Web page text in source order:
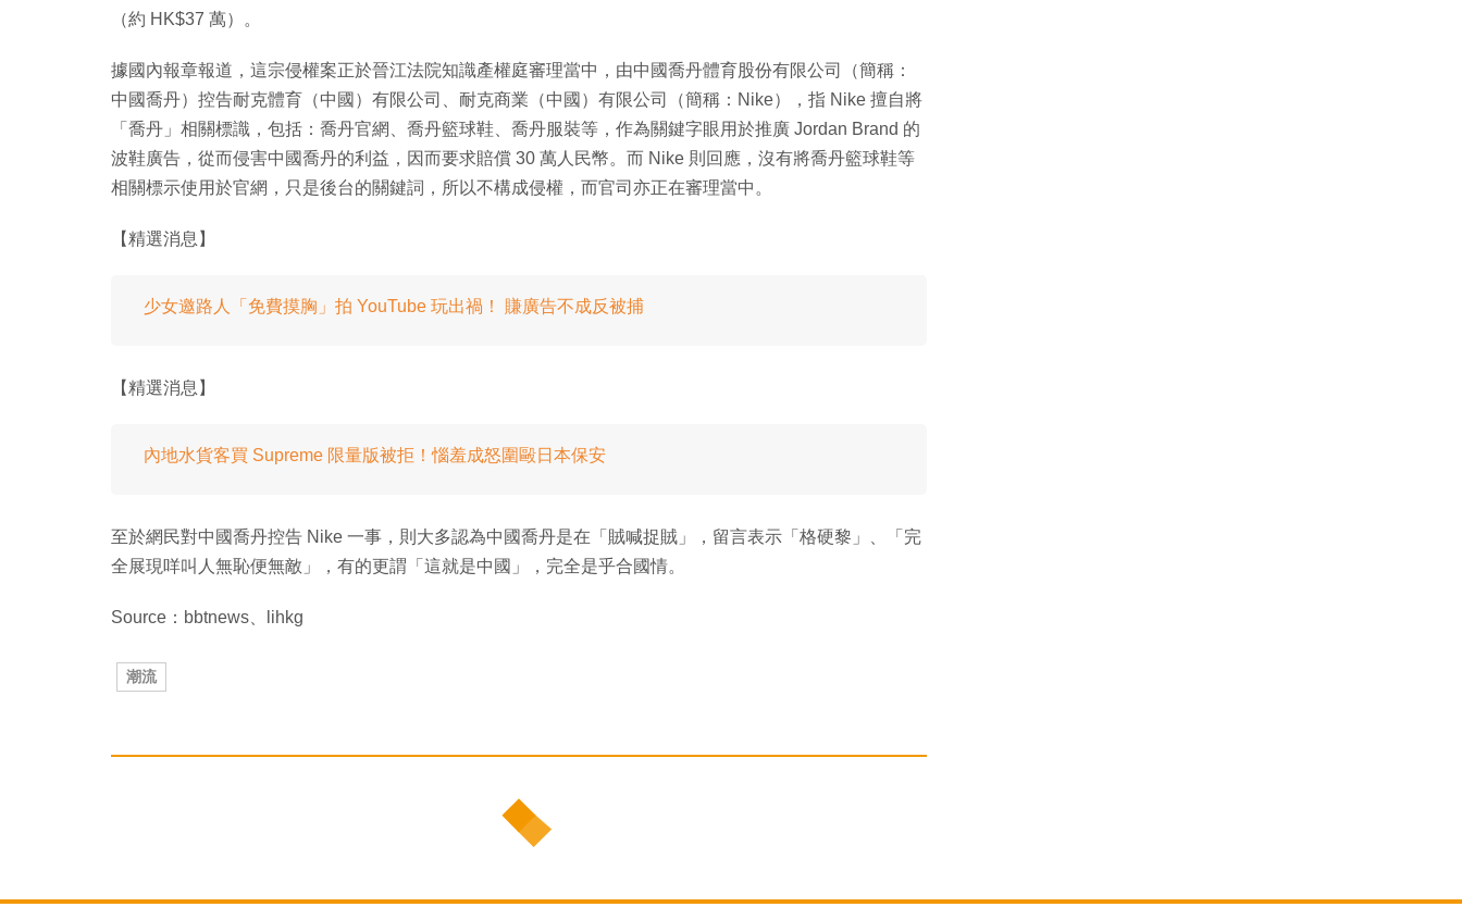
（約 HK$37 萬）。
據國內報章報道，這宗侵權案正於晉江法院知識產權庭審理當中，由中國喬丹體育股份有限公司（簡稱：
中國喬丹）控告耐克體育（中國）有限公司、耐克商業（中國）有限公司（簡稱：Nike），指 Nike 擅自將
「喬丹」相關標識，包括：喬丹官網、喬丹籃球鞋、喬丹服裝等，作為關鍵字眼用於推廣 Jordan Brand 的
波鞋廣告，從而侵害中國喬丹的利益，因而要求賠償 30 萬人民幣。而 Nike 則回應，沒有將喬丹籃球鞋等
相關標示使用於官網，只是後台的關鍵詞，所以不構成侵權，而官司亦正在審理當中。
【精選消息】
少女邀路人「免費摸胸」拍 YouTube 玩出禍！ 賺廣告不成反被捕
【精選消息】
內地水貨客買 Supreme 限量版被拒！惱羞成怒圍毆日本保安
至於網民對中國喬丹控告 Nike 一事，則大多認為中國喬丹是在「賊喊捉賊」，留言表示「格硬黎」、「完
全展現咩叫人無恥便無敵」，有的更謂「這就是中國」，完全是乎合國情。
Source：bbtnews、lihkg
潮流